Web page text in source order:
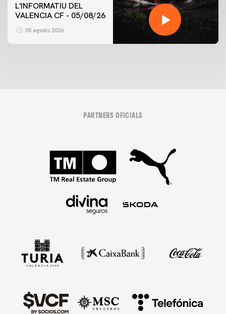
L'INFORMATIU DEL
VALENCIA CF - 05/08/26
05 agosto 2026
PARTNERS OFICIALS